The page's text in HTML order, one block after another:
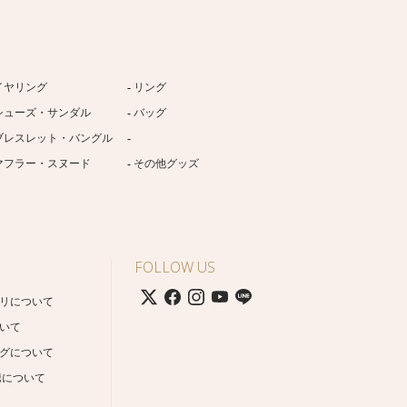
ヤリング
リング
ューズ・サンダル
バッグ
レスレット・バングル
フラー・スヌード
その他グッズ
について
て
について
ついて
FOLLOW US